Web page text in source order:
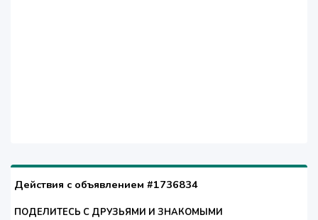
Действия с объявлением #1736834
ПОДЕЛИТЕСЬ С ДРУЗЬЯМИ И ЗНАКОМЫМИ